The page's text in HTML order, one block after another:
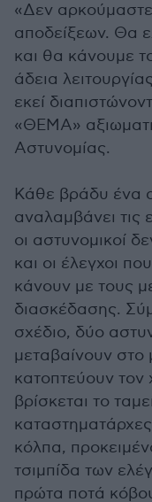
«Δεν
αποδείξεων. Θα
και θα κάνουμε
άδεια
εκεί
«ΘΕΜΑ»
Αστυνομίας.
Κάθε βράδυ ένα
αναλαμβάνει τις
οι αστυνομικοί
και οι έλεγχοι
κάνουν με τους
διασκέδασης.
σχέδιο, δύο
μεταβαίνουν στο
κατοπτεύουν
βρίσκεται το
κόλπα,
τσιμπίδα των
πρώτα ποτά